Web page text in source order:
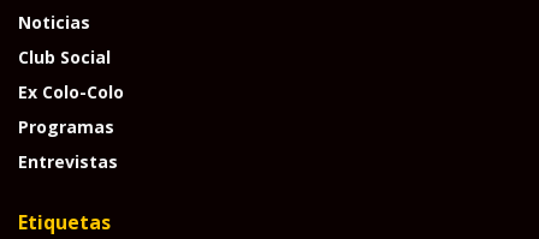
Noticias
Club Social
Ex Colo-Colo
Programas
Entrevistas
Etiquetas